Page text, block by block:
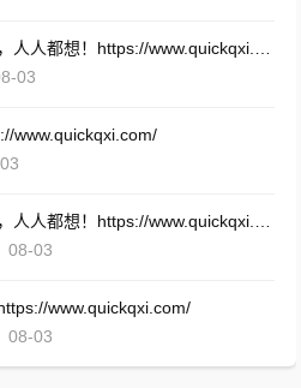
03
www.quickqxi.com/
08-03
www.quickqxi.com/
08-03